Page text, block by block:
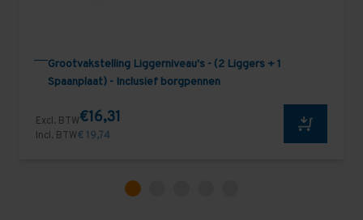
Grootvakstelling Liggerniveau's - (2 Liggers + 1
Spaanplaat) - Inclusief borgpennen
Excl. BTW€16,31
Incl. BTW€ 19,74